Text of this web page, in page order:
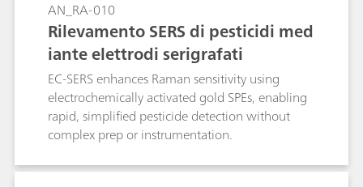
materiale combinato; elettroliti per le batterie
agli ioni di litio;
AN_RA-010
Rilevamento SERS di pesticidi med
iante elettrodi serigrafati
EC-SERS enhances Raman sensitivity using
electrochemically activated gold SPEs, enabling
rapid, simplified pesticide detection without
complex prep or instrumentation.